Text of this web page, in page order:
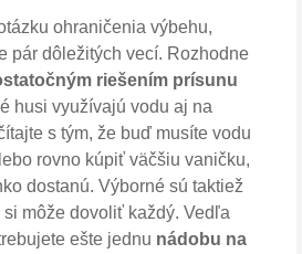
ohraničenia výbehu,
pár dôležitých vecí. Rozhodne
riešením prísunu
husi využívajú vodu aj na
s tým, že buď musíte vodu
rovno kúpiť väčšiu vaničku,
dostanú. Výborné sú taktiež
si môže dovoliť každý. Vedľa
ešte jednu nádobu na